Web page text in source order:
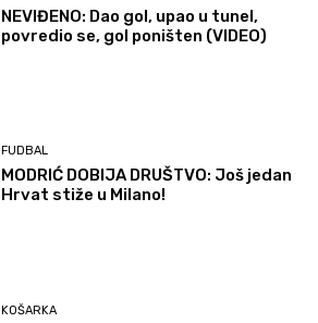
NEVIĐENO: Dao gol, upao u tunel,
povredio se, gol poništen (VIDEO)
FUDBAL
MODRIĆ DOBIJA DRUŠTVO: Još jedan
Hrvat stiže u Milano!
KOŠARKA